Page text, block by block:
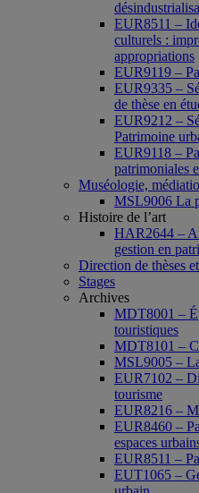
EUR8511 –
culturels :
appropriations
EUR9119 –
EUR9335 –
de thèse en
EUR9212 –
Patrimoine
EUR9118 –
patrimoniales
Muséologie,
MSL9006 La
Histoire de l’art
HAR2644 –
gestion en
Direction de thèses
Stages
Archives
MDT8001 –
touristiques
MDT8101 –
MSL9005 –
EUR7102 –
tourisme
EUR8216 –
EUR8460 –
espaces
EUR8511 –
EUT1065 –